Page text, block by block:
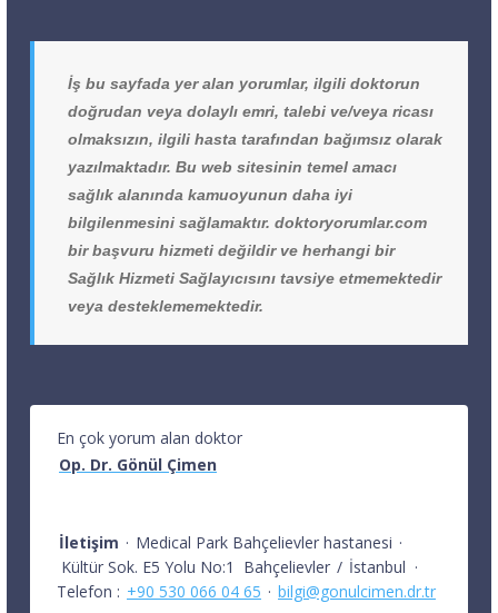
İş bu sayfada yer alan yorumlar, ilgili doktorun
doğrudan veya dolaylı emri, talebi ve/veya ricası
olmaksızın, ilgili hasta tarafından bağımsız olarak
yazılmaktadır. Bu web sitesinin temel amacı
sağlık alanında kamuoyunun daha iyi
bilgilenmesini sağlamaktır. doktoryorumlar.com
bir başvuru hizmeti değildir ve herhangi bir
Sağlık Hizmeti Sağlayıcısını tavsiye etmemektedir
veya desteklememektedir.
En çok yorum alan doktor
Op. Dr. Gönül Çimen
İletişim · Medical Park Bahçelievler hastanesi ·
Kültür Sok. E5 Yolu No:1
Bahçelievler / İstanbul ·
Telefon : +90 530 066 04 65 · bilgi@gonulcimen.dr.tr